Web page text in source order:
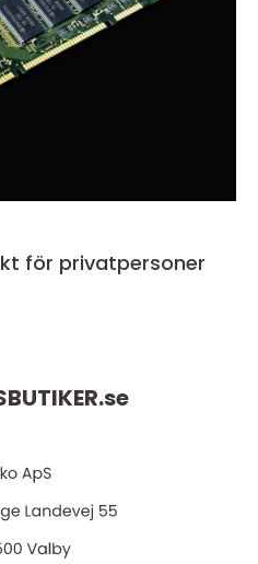
översikt för privatpersoner
se